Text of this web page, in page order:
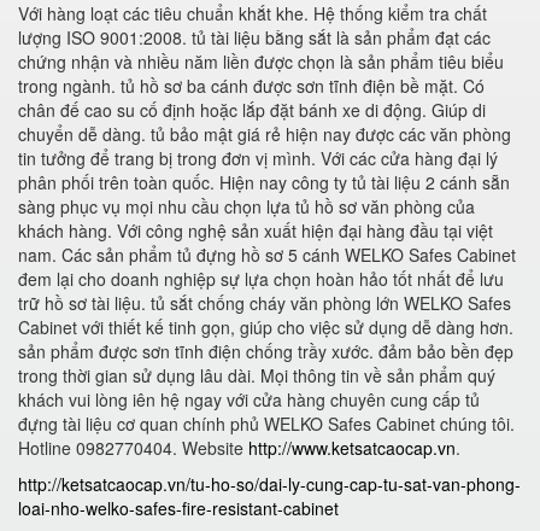
Với hàng loạt các tiêu chuẩn khắt khe. Hệ thống kiểm tra chất
lượng ISO 9001:2008. tủ tài liệu bằng sắt là sản phẩm đạt các
chứng nhận và nhiều năm liền được chọn là sản phẩm tiêu biểu
trong ngành. tủ hồ sơ ba cánh được sơn tĩnh điện bề mặt. Có
chân đế cao su cố định hoặc lắp đặt bánh xe di động. Giúp di
chuyển dễ dàng. tủ bảo mật giá rẻ hiện nay được các văn phòng
tin tưởng để trang bị trong đơn vị mình. Với các cửa hàng đại lý
phân phối trên toàn quốc. Hiện nay công ty tủ tài liệu 2 cánh sẵn
sàng phục vụ mọi nhu cầu chọn lựa tủ hồ sơ văn phòng của
khách hàng. Với công nghệ sản xuất hiện đại hàng đầu tại việt
nam. Các sản phẩm tủ đựng hồ sơ 5 cánh WELKO Safes Cabinet
đem lại cho doanh nghiệp sự lựa chọn hoàn hảo tốt nhất để lưu
trữ hồ sơ tài liệu. tủ sắt chống cháy văn phòng lớn WELKO Safes
Cabinet với thiết kế tinh gọn, giúp cho việc sử dụng dễ dàng hơn.
sản phẩm được sơn tĩnh điện chống trầy xước. đảm bảo bền đẹp
trong thời gian sử dụng lâu dài. Mọi thông tin về sản phẩm quý
khách vui lòng iên hệ ngay với cửa hàng chuyên cung cấp tủ
đựng tài liệu cơ quan chính phủ WELKO Safes Cabinet chúng tôi.
Hotline 0982770404. Website http://www.ketsatcaocap.vn.
http://ketsatcaocap.vn/tu-ho-so/dai-ly-cung-cap-tu-sat-van-phong-
loai-nho-welko-safes-fire-resistant-cabinet